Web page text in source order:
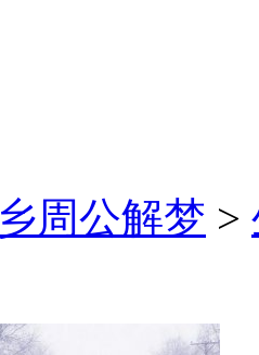
周公解梦 >